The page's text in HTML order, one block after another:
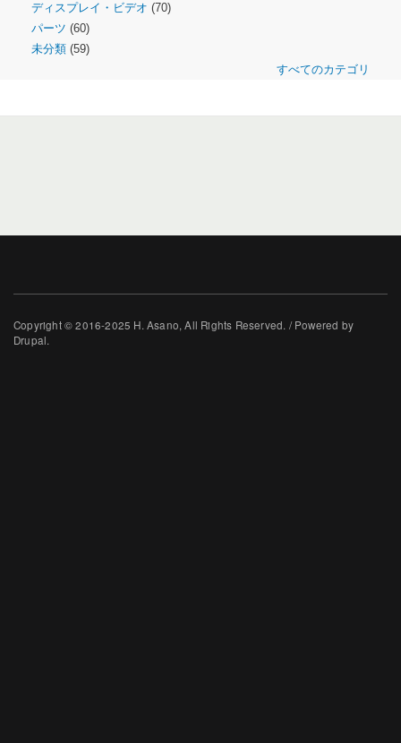
ディスプレイ・ビデオ (70)
パーツ (60)
未分類 (59)
すべてのカテゴリ
Copyright © 2016-2025 H. Asano, All Rights Reserved. / Powered by
Drupal.